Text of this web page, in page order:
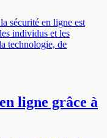
sécurité en ligne est
individus et les
technologie, de
ligne grâce à